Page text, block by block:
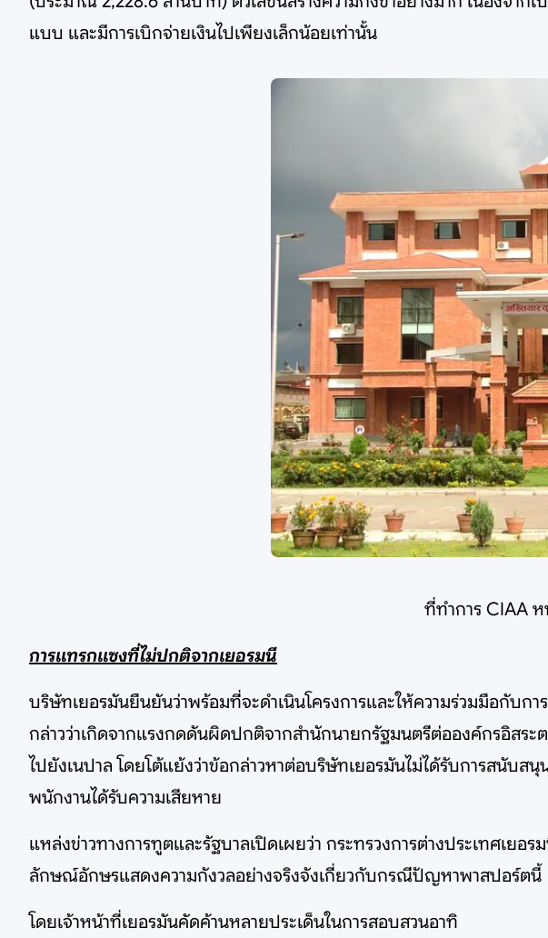
แบบ และมีการเบิกจ่ายเงินไปเพียงเล็กน้อยเท่านั้น
ที่ทำการ CIAA
การแทรกแซงที่ไม่ปกติจากเยอรมนี
บริษัทเยอรมันยืนยันว่าพร้อมที่จะดำเนินโครงการและให้ความร่วมมือกั
กล่าวว่าเกิดจากแรงกดดันผิดปกติจากสำนักนายกรัฐมนตรีต่อองค์กรอิสระ
ไปยังเนปาล โดยโต้แย้งว่าข้อกล่าวหาต่อบริษัทเยอรมันไม่ได้รับการสนับ
พนักงานได้รับความเสียหาย
แหล่งข่าวทางการทูตและรัฐบาลเปิดเผยว่า กระทรวงการต่างประเทศเย
ลักษณ์อักษรแสดงความกังวลอย่างจริงจังเกี่ยวกับกรณีปัญหาพาสปอร์ตนี้
โดยเจ้าหน้าที่เยอรมันคัดค้านหลายประเด็นในการสอบสวนอาทิ